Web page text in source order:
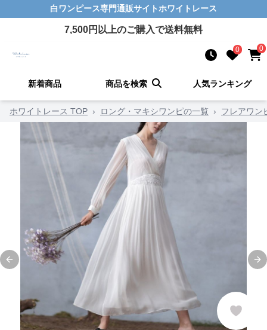
白ワンピース専門通販サイトホワイトレース
7,500円以上のご購入で送料無料
0 0
新着商品 商品を検索 人気ランキング
ホワイトレース TOP › ロング・マキシワンピの一覧 › フレアワン
Previous slide